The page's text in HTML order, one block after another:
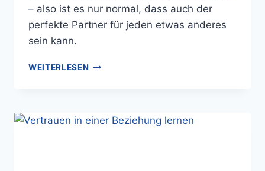
– also ist es nur normal, dass auch der
perfekte Partner für jeden etwas anderes
sein kann.
WEITERLESEN